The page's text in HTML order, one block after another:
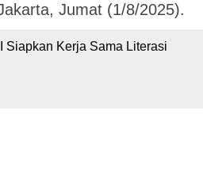
Jumat (1/8/2025).
Siapkan Kerja Sama Literasi